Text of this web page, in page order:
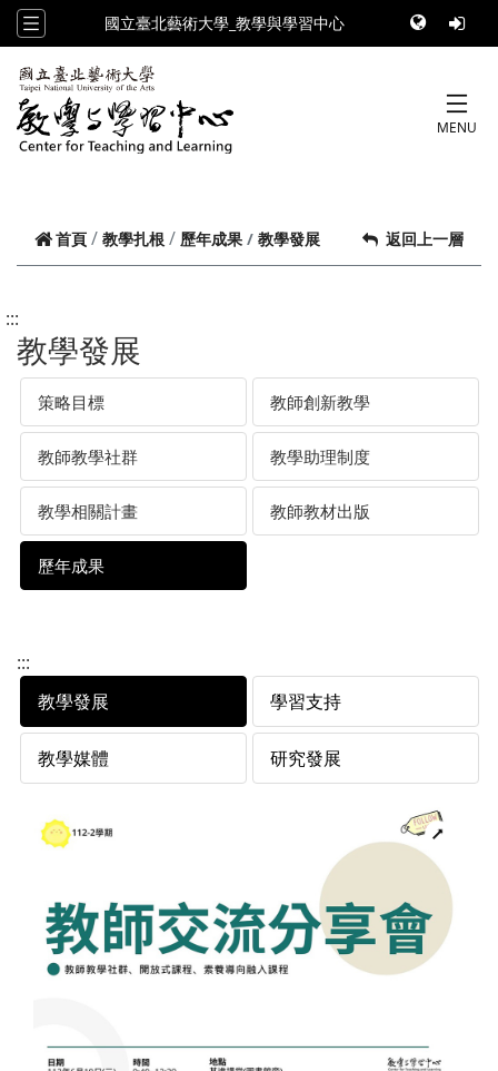
跳到頁面主要內容區國立臺北藝術大學_教學與學習中心
MENU
首頁 教學扎根 歷年成果 教學發展 返回上一層
:::
教學發展
策略目標 教師創新教學
教師教學社群 教學助理制度
教學相關計畫 教師教材出版
歷年成果
:::
教學發展
學習支持
教學媒體 研究發展